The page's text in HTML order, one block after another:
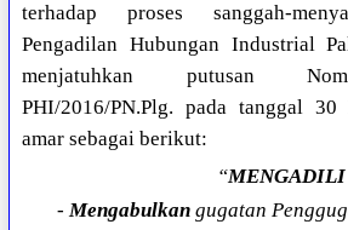
terhadap proses sanggah-
Pengadilan Hubungan Industrial
menjatuhkan putusan
PHI/2016/PN.Plg. pada tanggal
amar sebagai berikut:
“
-Mengabulkangugatan